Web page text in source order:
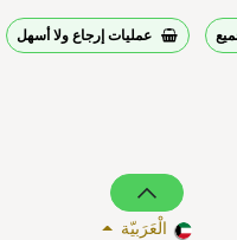
عمليات إرجاع ولا أسهل
الْعَرَبيّة